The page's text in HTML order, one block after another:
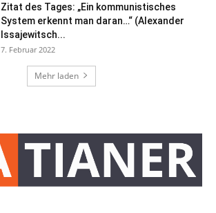
Zitat des Tages: „Ein kommunistisches
System erkennt man daran…“ (Alexander
Issajewitsch...
7. Februar 2022
Mehr laden